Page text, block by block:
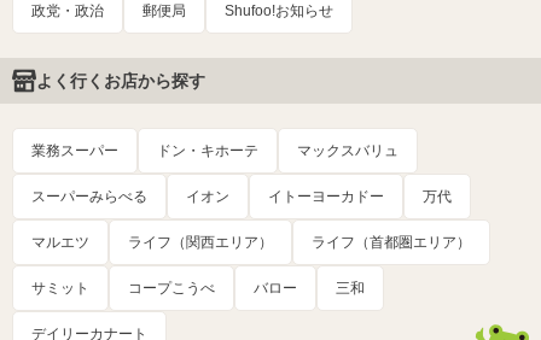
政党・政治 郵便局 Shufoo!お知らせ
よく行くお店から探す
業務スーパー ドン・キホーテ マックスバリュ
スーパーみらべる イオン イトーヨーカドー 万代
マルエツ ライフ（関西エリア） ライフ（首都圏エリア）
サミット コープこうべ バロー 三和
デイリーカナート